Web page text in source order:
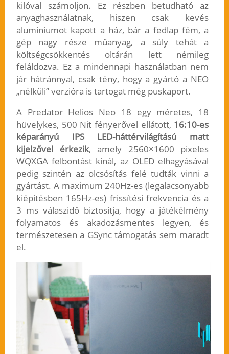
kilóval számoljon. Ez részben betudható az
anyaghasználatnak, hiszen csak kevés
alumíniumot kapott a ház, bár a fedlap fém, a
gép nagy része műanyag, a súly tehát a
költségcsökkentés oltárán lett némileg
feláldozva. Ez a mindennapi használatban nem
jár hátránnyal, csak tény, hogy a gyártó a NEO
„nélküli” verzióra is tartogat még puskaport.
A Predator Helios Neo 18 egy méretes, 18
hüvelykes, 500 Nit fényerővel ellátott, 16:10-es
képarányú IPS LED-háttérvilágítású matt
kijelzővel érkezik, amely 2560×1600 pixeles
WQXGA felbontást kínál, az OLED elhagyásával
pedig szintén az olcsósítás felé tudták vinni a
gyártást. A maximum 240Hz-es (legalacsonyabb
kiépítésben 165Hz-es) frissítési frekvencia és a
3 ms válaszidő biztosítja, hogy a játékélmény
folyamatos és akadozásmentes legyen, és
természetesen a GSync támogatás sem maradt
el.